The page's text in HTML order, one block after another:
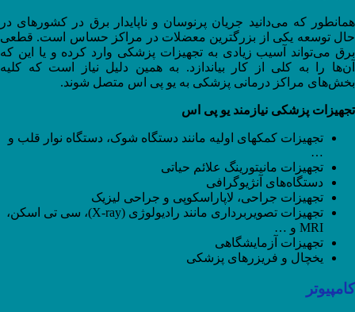
همانطور که می‌دانید جریان پرنوسان و ناپایدار برق در کشورهای در
حال توسعه یکی از بزرگترین معضلات در مراکز حساس است. قطعی
برق می‌تواند آسیب زیادی به تجهیزات پزشکی وارد کرده و یا این که
آن‌ها را به کلی از کار بیاندازد. به همین دلیل نیاز است که کلیه
بخش‌های مراکز درمانی پزشکی به یو پی اس متصل شوند.
تجهیزات پزشکی نیازمند یو پی اس
تجهیزات کمک­های اولیه مانند دستگاه شوک، دستگاه نوار قلب و
…
تجهیزات مانیتورینگ علائم حیاتی
دستگاه­‌های آنژیوگرافی
تجهیزات جراحی، لاپاراسکوپی و جراحی لیزیک
تجهیزات تصویربرداری مانند رادیولوژی (X-ray)، سی تی اسکن،
MRI و …
تجهیزات آزمایشگاهی
یخچال و فریزرهای پزشکی
کامپیوتر